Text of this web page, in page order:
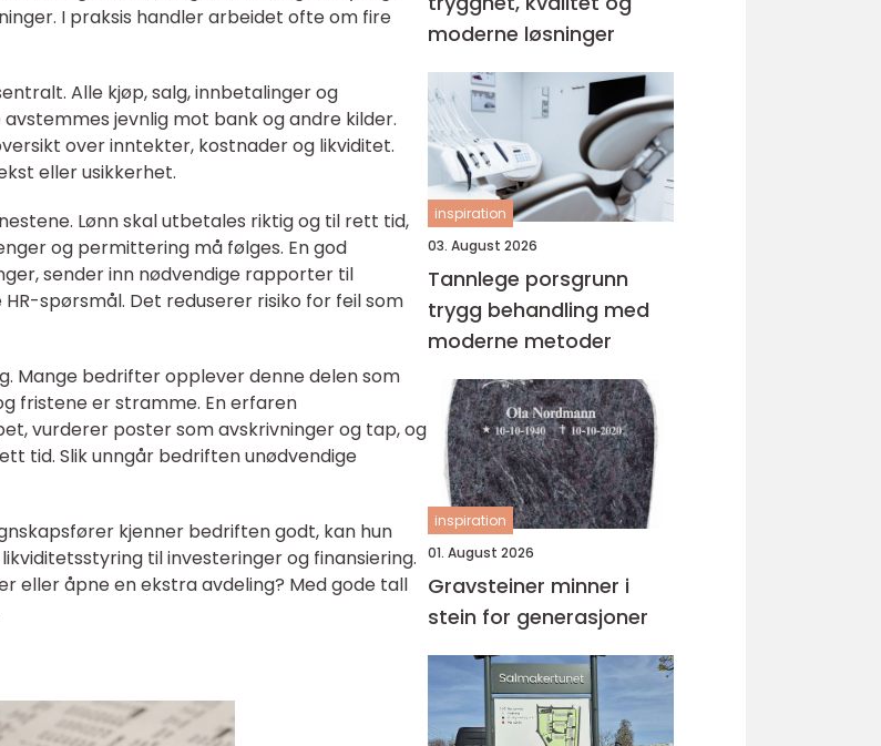
I praksis handler arbeidet ofte om fire
Alle kjøp, salg, innbetalinger og
jevnlig mot bank og andre kilder.
over inntekter, kostnader og likviditet.
eller usikkerhet.
Lønn skal utbetales riktig og til rett tid,
og permittering må følges. En god
sender inn nødvendige rapporter til
spørsmål. Det reduserer risiko for feil som
Mange bedrifter opplever denne delen som
fristene er stramme. En erfaren
vurderer poster som avskrivninger og tap, og
tid. Slik unngår bedriften unødvendige
kjenner bedriften godt, kan hun
til investeringer og finansiering.
eller åpne en ekstra avdeling? Med gode tall
moderne løsninger
inspiration
03. August 2026
Tannlege porsgrunn
trygg behandling med
moderne metoder
inspiration
01. August 2026
Gravsteiner minner i
stein for generasjoner